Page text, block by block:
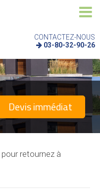
CONTACTEZ-NOUS
03-80-32-90-26
Devis immédiat
pour retournez à